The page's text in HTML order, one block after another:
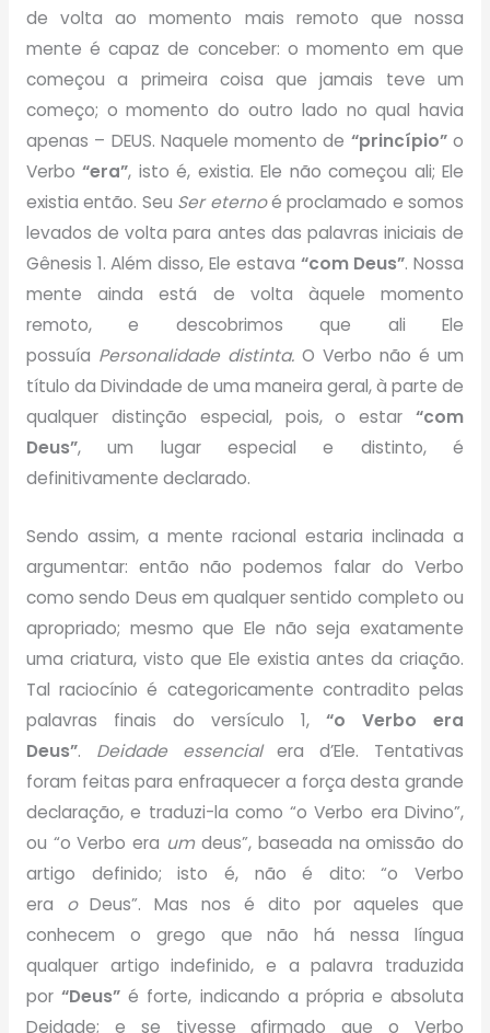
de volta ao momento mais remoto que nossa
mente é capaz de conceber: o momento em que
começou a primeira coisa que jamais teve um
começo; o momento do outro lado no qual havia
apenas – DEUS. Naquele momento de “princípio”o
Verbo“era”, isto é, existia. Ele não começou ali; Ele
existia então. Seu Ser eternoé proclamado e somos
levados de volta para antes das palavras iniciais de
Gênesis 1. Além disso, Ele estava “com Deus”. Nossa
mente ainda está de volta àquele momento
remoto, e descobrimos que ali Ele
possuía Personalidade distinta.O Verbo não é um
título da Divindade de uma maneira geral, à parte de
qualquer distinção especial, pois, o estar“com
Deus”, um lugar especial e distinto, é
definitivamente declarado.
Sendo assim, a mente racional estaria inclinada a
argumentar: então não podemos falar do Verbo
como sendo Deus em qualquer sentido completo ou
apropriado; mesmo que Ele não seja exatamente
uma criatura, visto que Ele existia antes da criação.
Tal raciocínio é categoricamente contradito pelas
palavras finais do versículo 1,“o Verbo era
Deus”. Deidade essencialera d’Ele. Tentativas
foram feitas para enfraquecer a força desta grande
declaração, e traduzi-la como “o Verbo era Divino”,
ou “o Verbo era umdeus”, baseada na omissão do
artigo definido; isto é, não é dito: “o Verbo
era oDeus”. Mas nos é dito por aqueles que
conhecem o grego que não há nessa língua
qualquer artigo indefinido, e a palavra traduzida
por“Deus” é forte, indicando a própria e absoluta
Deidade; e se tivesse afirmado que o Verbo